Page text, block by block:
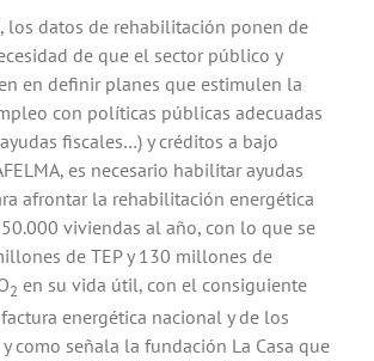
los datos de rehabilitación ponen de
de que el sector público y
en definir planes que estimulen la
con políticas públicas adecuadas
fiscales…) y créditos a bajo
es necesario habilitar ayudas
afrontar la rehabilitación energética
viviendas al año, con lo que se
de TEP y 130 millones de
2 en su vida útil, con el consiguiente
energética nacional y de los
como señala la fundación La Casa que